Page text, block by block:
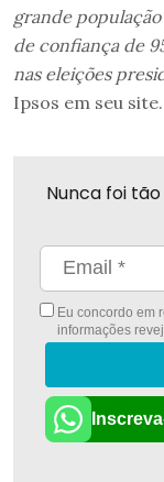
grande
de confiança de
nas eleições
Ipsos em seu site.
Nunca foi
Eu concordo em
informações